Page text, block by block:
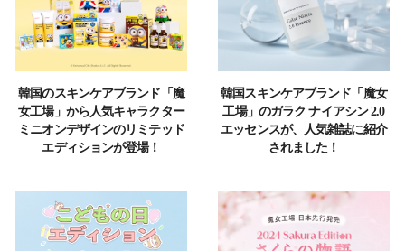
韓国のスキンケアブランド「魔
女工場」から人気キャラクター
ミニオンデザインのリミテッド
エディションが登場！
韓国スキンケアブランド「魔女
工場」のガラク ナイアシン 2.0
エッセンスが、人気雑誌に紹介
されました！